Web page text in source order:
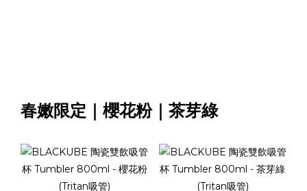
春嫩限定｜櫻花粉｜茶芽綠